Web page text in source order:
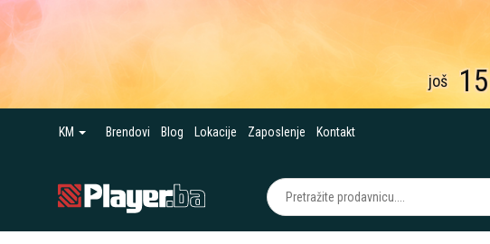
još 15
KM Brendovi Blog Lokacije Zaposlenje Kontakt